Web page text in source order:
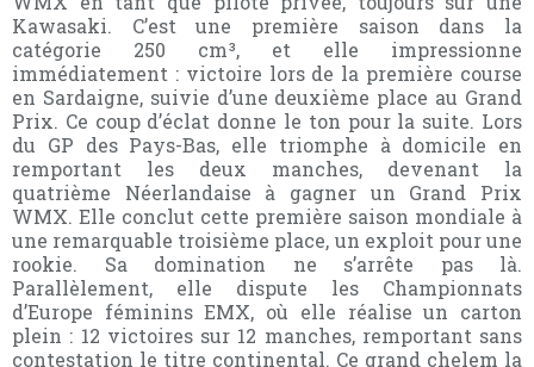
Kawasaki. C’est une première saison dans la
catégorie 250 cm³, et elle impressionne
immédiatement : victoire lors de la première course
en Sardaigne, suivie d’une deuxième place au Grand
Prix. Ce coup d’éclat donne le ton pour la suite. Lors
du GP des Pays-Bas, elle triomphe à domicile en
remportant les deux manches, devenant la
quatrième Néerlandaise à gagner un Grand Prix
WMX. Elle conclut cette première saison mondiale à
une remarquable troisième place, un exploit pour une
rookie. Sa domination ne s’arrête pas là.
Parallèlement, elle dispute les Championnats
d’Europe féminins EMX, où elle réalise un carton
plein : 12 victoires sur 12 manches, remportant sans
contestation le titre continental. Ce grand chelem la